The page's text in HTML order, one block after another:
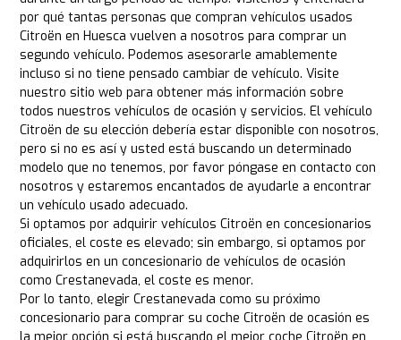
por qué tantas personas que compran vehículos usados
Citroën en Huesca vuelven a nosotros para comprar un
segundo vehículo. Podemos asesorarle amablemente
incluso si no tiene pensado cambiar de vehículo. Visite
nuestro sitio web para obtener más información sobre
todos nuestros vehículos de ocasión y servicios. El vehículo
Citroën de su elección debería estar disponible con nosotros,
pero si no es así y usted está buscando un determinado
modelo que no tenemos, por favor póngase en contacto con
nosotros y estaremos encantados de ayudarle a encontrar
un vehículo usado adecuado.
Si optamos por adquirir vehículos Citroën en concesionarios
oficiales, el coste es elevado; sin embargo, si optamos por
adquirirlos en un concesionario de vehículos de ocasión
como Crestanevada, el coste es menor.
Por lo tanto, elegir Crestanevada como su próximo
concesionario para comprar su coche Citroën de ocasión es